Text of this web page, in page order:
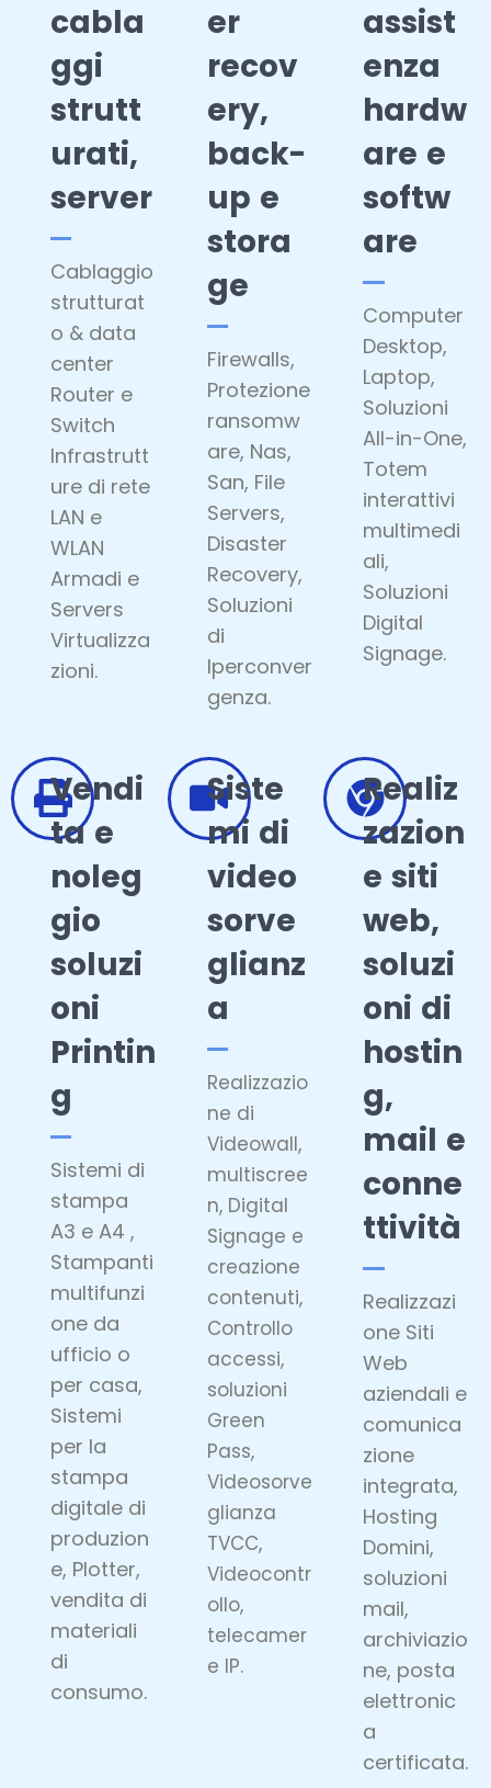
cabla
ggi
strutt
urati,
server
Cablaggio
strutturat
o & data
center
Router e
Switch
Infrastrutt
ure di rete
LAN e
WLAN
Armadi e
Servers
Virtualizza
zioni.
er
recov
ery,
back-
up e
stora
ge
Firewalls,
Protezione
ransomw
are, Nas,
San, File
Servers,
Disaster
Recovery,
Soluzioni
di
Iperconver
genza.
assist
enza
hardw
are e
softw
are
Computer
Desktop,
Laptop,
Soluzioni
All-in-One,
Totem
interattivi
multimedi
ali,
Soluzioni
Digital
Signage.
Vendi
ta e
noleg
gio
soluzi
oni
Printin
g
Sistemi di
stampa
A3 e A4 ,
Stampanti
multifunzi
one da
ufficio o
per casa,
Sistemi
per la
stampa
digitale di
produzion
e, Plotter,
vendita di
materiali
di
consumo.
Siste
mi di
video
sorve
glianz
a
Realizzazio
ne di
Videowall,
multiscree
n, Digital
Signage e
creazione
contenuti,
Controllo
accessi,
soluzioni
Green
Pass,
Videosorve
glianza
TVCC,
Videocontr
ollo,
telecamer
e IP.
Realiz
zazion
e siti
web,
soluzi
oni di
hostin
g,
mail e
conne
ttività
Realizzazi
one Siti
Web
aziendali e
comunica
zione
integrata,
Hosting
Domini,
soluzioni
mail,
archiviazio
ne, posta
elettronic
a
certificata.